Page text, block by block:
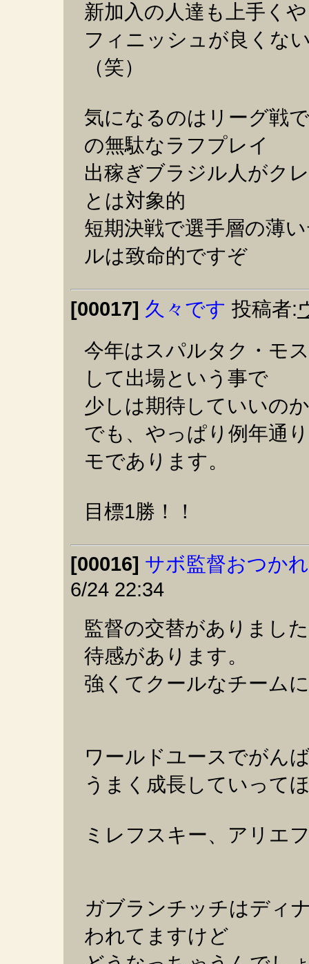
新加入の人達も上手く
フィニッシュが良くな
（笑）
気になるのはリーグ戦
の無駄なラフプレイ
出稼ぎブラジル人がク
とは対象的
短期決戦で選手層の薄
ルは致命的ですぞ
[00017] 久々です 投稿者:
今年はスパルタク・モ
して出場という事で
少しは期待していいの
でも、やっぱり例年通
モであります。
目標1勝！！
[00016] サボ監督おつか
6/24 22:34
監督の交替がありまし
待感があります。
強くてクールなチーム
ワールドユースでがん
うまく成長していって
ミレフスキー、アリエ
ガブランチッチはディ
われてますけど